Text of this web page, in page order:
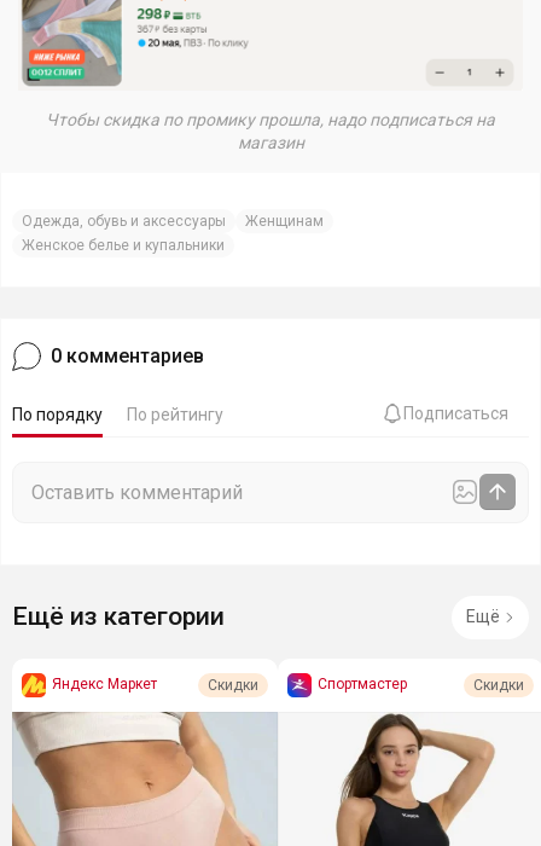
Чтобы скидка по промику прошла, надо подписаться на
магазин
Одежда, обувь и аксессуары
Женщинам
Женское белье и купальники
0 комментариев
По порядку По рейтингу Подписаться
Ещё из категории Ещё
Яндекс Маркет Скидки Спортмастер Скидки